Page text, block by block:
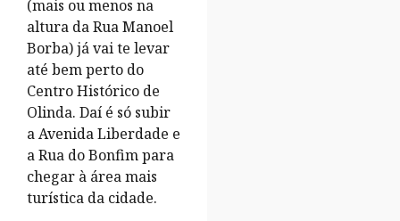
(mais ou menos na
altura da Rua Manoel
Borba) já vai te levar
até bem perto do
Centro Histórico de
Olinda. Daí é só subir
a Avenida Liberdade e
a Rua do Bonfim para
chegar à área mais
turística da cidade.